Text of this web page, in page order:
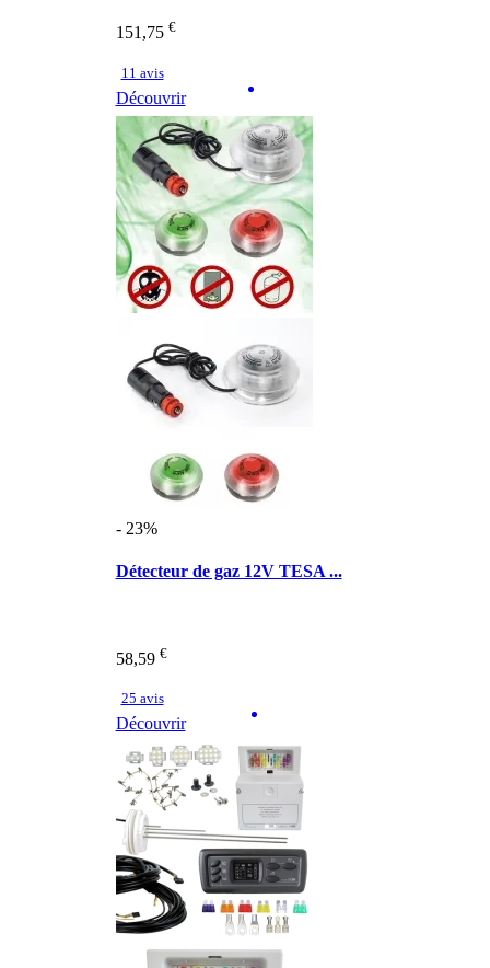
151,75 €
11 avis
Découvrir
- 23%
Détecteur de gaz 12V TESA ...
58,59 €
25 avis
Découvrir